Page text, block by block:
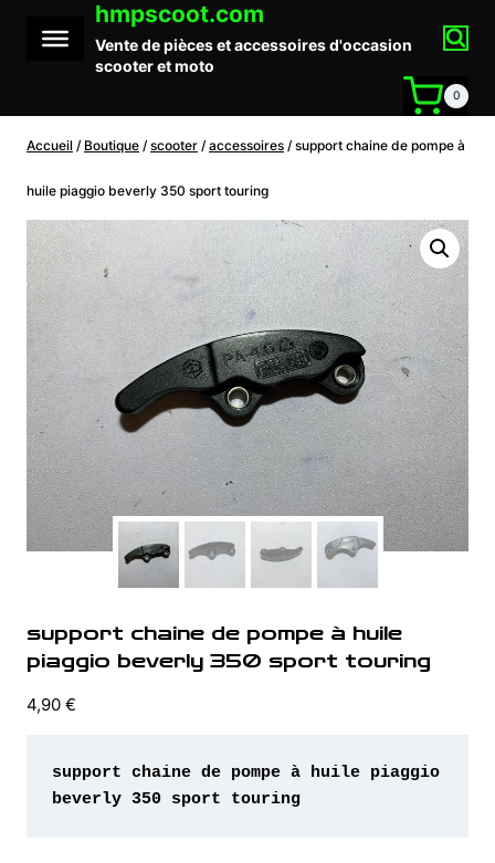
contenu
hmpscoot.com
Vente de pièces et accessoires d'occasion
scooter et moto
0
Accueil / Boutique / scooter / accessoires / support chaine de pompe à
huile piaggio beverly 350 sport touring
support chaine de pompe à huile
piaggio beverly 350 sport touring
4,90 €
support chaine de pompe à huile piaggio
beverly 350 sport touring